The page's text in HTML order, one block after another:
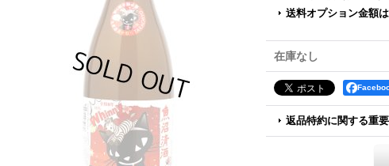
送料オプション金額
在庫なし
返品特約に関する重